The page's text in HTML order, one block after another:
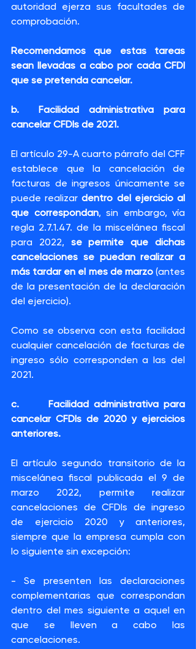
autoridad ejerza sus facultades de
comprobación.
Recomendamos que estas tareas
sean llevadas a cabo por cada CFDI
que se pretenda cancelar.
b.  Facilidad administrativa para
cancelar CFDIs de 2021.
El artículo 29-A cuarto párrafo del CFF
establece que la cancelación de
facturas de ingresos únicamente se
puede realizar dentro del ejercicio al
que correspondan, sin embargo, vía
regla 2.7.1.47. de la miscelánea fiscal
para 2022, se permite que dichas
cancelaciones se puedan realizar a
más tardar en el mes de marzo (antes
de la presentación de la declaración
del ejercicio).
Como se observa con esta facilidad
cualquier cancelación de facturas de
ingreso sólo corresponden a las del
2021.
c.      Facilidad administrativa para
cancelar CFDIs de 2020 y ejercicios
anteriores.
El artículo segundo transitorio de la
miscelánea fiscal publicada el 9 de
marzo 2022, permite realizar
cancelaciones de CFDIs de ingreso
de ejercicio 2020 y anteriores,
siempre que la empresa cumpla con
lo siguiente sin excepción:
- Se presenten las declaraciones
complementarias que correspondan
dentro del mes siguiente a aquel en
que se lleven a cabo las
cancelaciones.